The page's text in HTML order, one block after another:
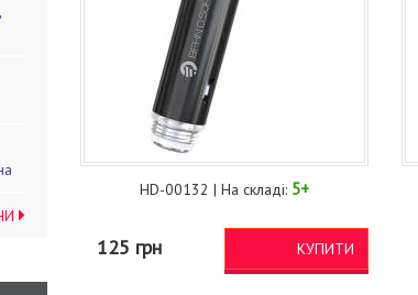
HD-00132 | На складі: 5+
125 грн КУПИТИ